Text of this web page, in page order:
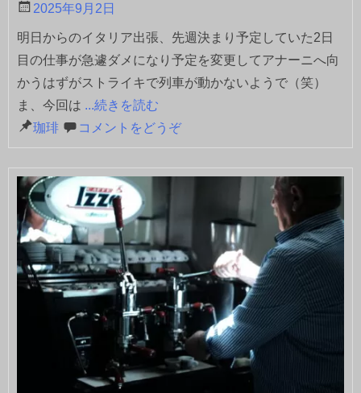
2025年9月2日
明日からのイタリア出張、先週決まり予定していた2日
目の仕事が急遽ダメになり予定を変更してアナーニへ向
かうはずがストライキで列車が動かないようで（笑）
ま、今回は ...続きを読む
珈琲
コメントをどうぞ